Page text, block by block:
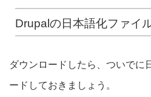
Drupalの日本語化ファイ
ダウンロードしたら、ついでに
ードしておきましょう。